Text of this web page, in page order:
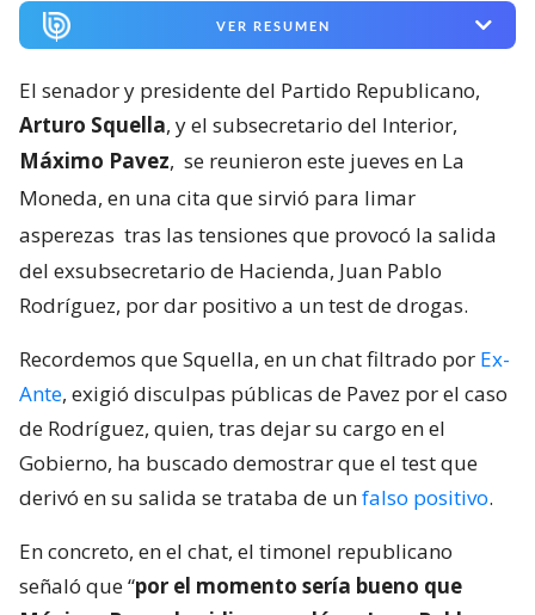
VER RESUMEN
El senador y presidente del Partido Republicano,
Arturo Squella, y el subsecretario del Interior,
Máximo Pavez, se reunieron este jueves en La
Moneda, en una cita que sirvió para limar
asperezas tras las tensiones que provocó la salida
del exsubsecretario de Hacienda, Juan Pablo
Rodríguez, por dar positivo a un test de drogas.
Recordemos que Squella, en un chat filtrado por Ex-
Ante, exigió disculpas públicas de Pavez por el caso
de Rodríguez, quien, tras dejar su cargo en el
Gobierno, ha buscado demostrar que el test que
derivó en su salida se trataba de unfalso positivo.
En concreto, en el chat, el timonel republicano
señaló que “por el momento sería bueno que